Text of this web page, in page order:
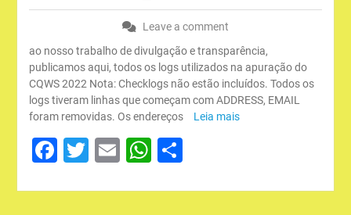
Leave a comment
ao nosso trabalho de divulgação e transparência,
publicamos aqui, todos os logs utilizados na apuração do
CQWS 2022 Nota: Checklogs não estão incluídos. Todos os
logs tiveram linhas que começam com ADDRESS, EMAIL
foram removidas. Os endereços
Leia mais
Facebook
Twitter
EmailWhatsApp
Share